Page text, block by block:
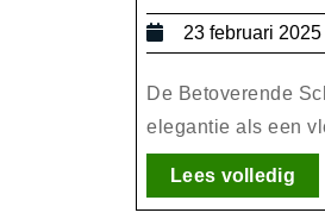
23 februari 2025
De Betoverende
elegantie als een
Lees volledig